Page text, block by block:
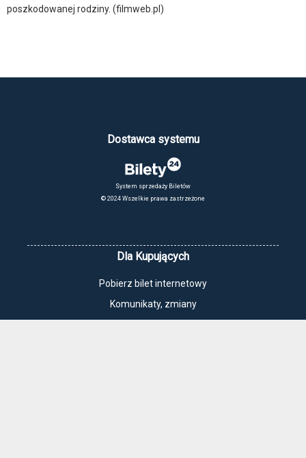
poszkodowanej rodziny. (filmweb.pl)
Dostawca systemu
System sprzedaży Biletów
© 2024 Wszelkie prawa zastrzeżone
Dla Kupujących
Pobierz bilet internetowy
Komunikaty, zmiany